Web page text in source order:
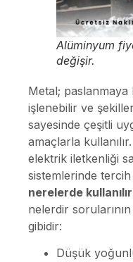
Alüminyum
değişir.
Metal; paslanmaya
işlenebilir ve
sayesinde çeşitli
amaçlarla
elektrik iletkenliği
sistemlerinde tercih
nerelerde
nelerdir sorularının
gibidir:
Düşük